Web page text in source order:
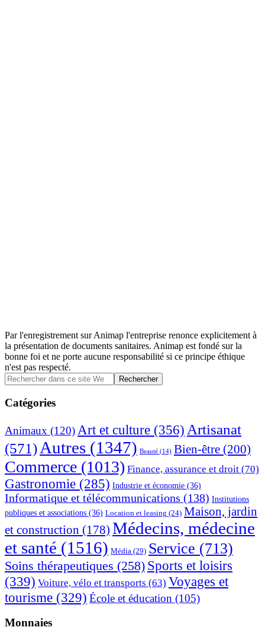
Par l'enregistrement sur Animap l'entreprise renonce explicitement à
la présentation de documents sanitaires. Animap est fondé sur la
bonne foi et ne porte aucune responsabilité si ce principe éthique
n'est pas respecté.
Barre
latérale
principale
Rechercher
dans
ce
site
Catégories
Animaux (120) Art et culture (356) Artisanat
(571) Autres (1347) Beauté (14) Bien-être (200)
Commerce (1013) Finance, assurance et droit (70)
Gastronomie (285) Industrie et économie (36)
Informatique et télécommunications (138) Institutions
publiques et associations (36) Location et leasing (24) Maison, jardin
et construction (178) Médecins, médecine
et santé (1516) Média (29) Service (713)
Soins thérapeutiques (258) Sports et loisirs
(339) Voiture, vélo et transports (63) Voyages et
tourisme (329) École et éducation (105)
Monnaies